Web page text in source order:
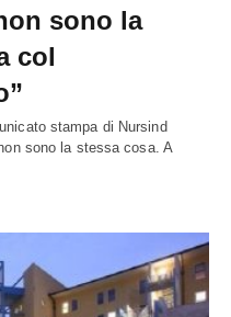
sono la
col
stampa di Nursind
sono la stessa cosa. A